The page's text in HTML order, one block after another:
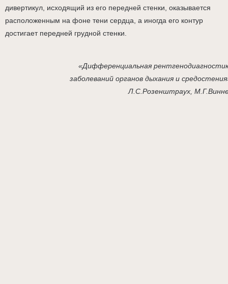
дивертикул, исходящий из его передней стенки, оказывается
расположенным на фоне тени сердца, а иногда его контур
достигает передней грудной стенки.
«Дифференциальная
заболеваний органов дыхания и
Л.С.Розенштраух,